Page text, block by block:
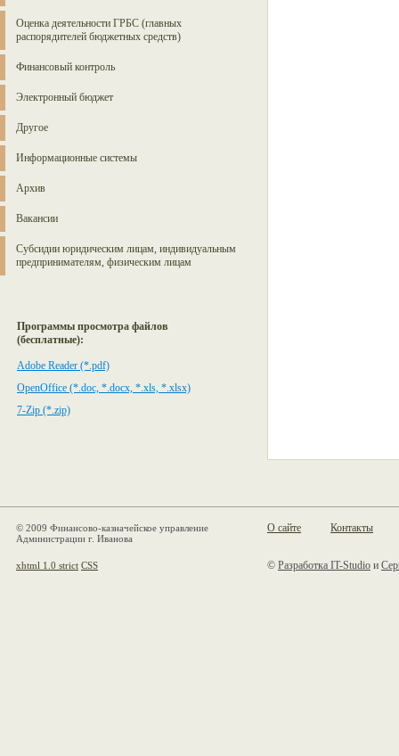
Оценка деятельности ГРБС (главных
распорядителей бюджетных средств)
Финансовый контроль
Электронный бюджет
Другое
Информационные системы
Архив
Вакансии
Субсидии юридическим лицам, индивидуальным
предпринимателям, физическим лицам
Программы просмотра файлов
(бесплатные):
Adobe Reader (*.pdf)
OpenOffice (*.doc, *.docx, *.xls, *.xlsx)
7-Zip (*.zip)
© 2009 Финансово-казначейское управление
Администрации г. Иванова
О сайте Контакты
© Разработка IT-Studio и
xhtml 1.0 strict CSS